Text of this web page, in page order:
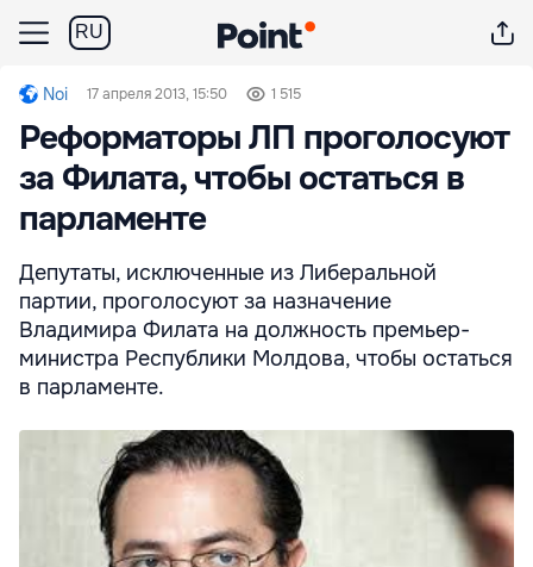
RU
Noi 17 апреля 2013, 15:50 1 515
Реформаторы ЛП проголосуют
за Филата, чтобы остаться в
парламенте
Депутаты, исключенные из Либеральной
партии, проголосуют за назначение
Владимира Филата на должность премьер-
министра Республики Молдова, чтобы остаться
в парламенте.